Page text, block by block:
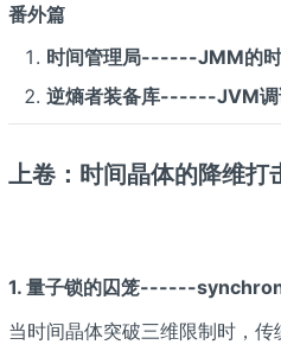
番外篇
时间管理局------JMM的
逆熵者装备库------JVM调
上卷：时间晶体的降维打
1. 量子锁的囚笼------
当时间晶体突破三维限制时，传